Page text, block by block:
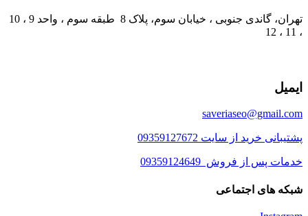
تهران، گاندی جنوبی ، خیابان سوم، پلاک 8 طبقه سوم ، واحد 9 ، 10
، 11 ، 12
ایمیل
saveriaseo@gmail.com
پشتیبانی خرید از سایت 09359127672
خدمات پس از فروش 09359124649
شبکه های اجتماعی